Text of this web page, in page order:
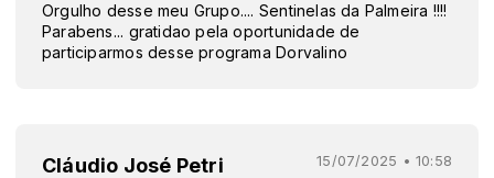
Orgulho desse meu Grupo.... Sentinelas da Palmeira !!!!
Parabens... gratidao pela oportunidade de
participarmos desse programa Dorvalino
Cláudio José Petri 15/07/2025 • 10:58